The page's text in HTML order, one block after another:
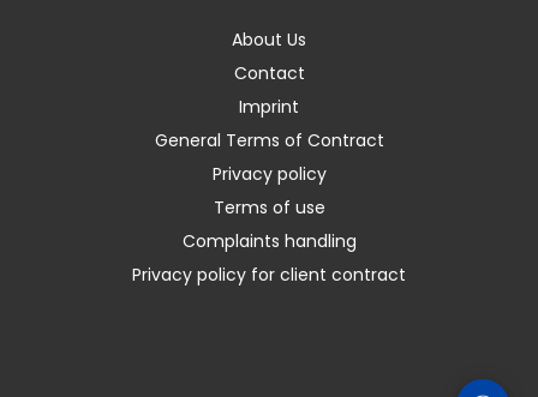
About Us
Contact
Imprint
General Terms of Contract
Privacy policy
Terms of use
Complaints handling
Privacy policy for client contract